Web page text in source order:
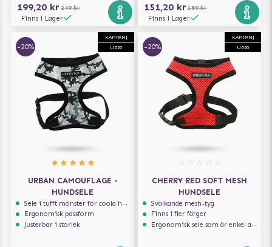
199,20 kr 249 kr
Finns i Lager
151,20 kr 189 kr
Finns i Lager
KAMPANJ
UP20
-20%
URBAN CAMOUFLAGE -
HUNDSELE
Sele i tufft mönster för coola hundar
Ergonomisk passform
Justerbar i storlek
KAMPANJ
UP20
-20%
CHERRY RED SOFT MESH
HUNDSELE
Svalkande mesh-tyg
Finns i fler färger
Ergonomisk sele som är enkel att ta på och av